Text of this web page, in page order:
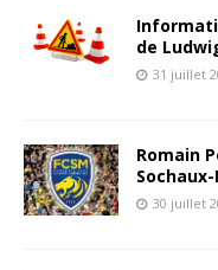
de
31 juillet
Romain
30 juillet